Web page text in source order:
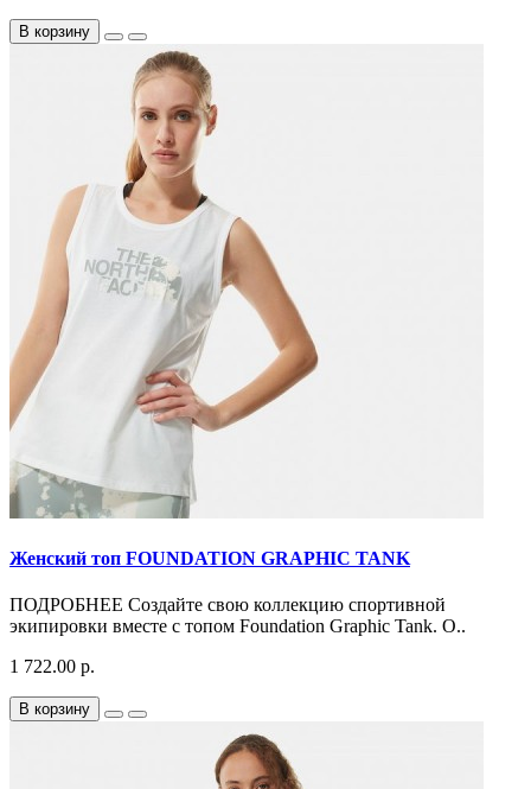
В корзину
Женский топ FOUNDATION GRAPHIC TANK
ПОДРОБНЕЕ Создайте свою коллекцию спортивной
экипировки вместе с топом Foundation Graphic Tank. О..
1 722.00 р.
В корзину